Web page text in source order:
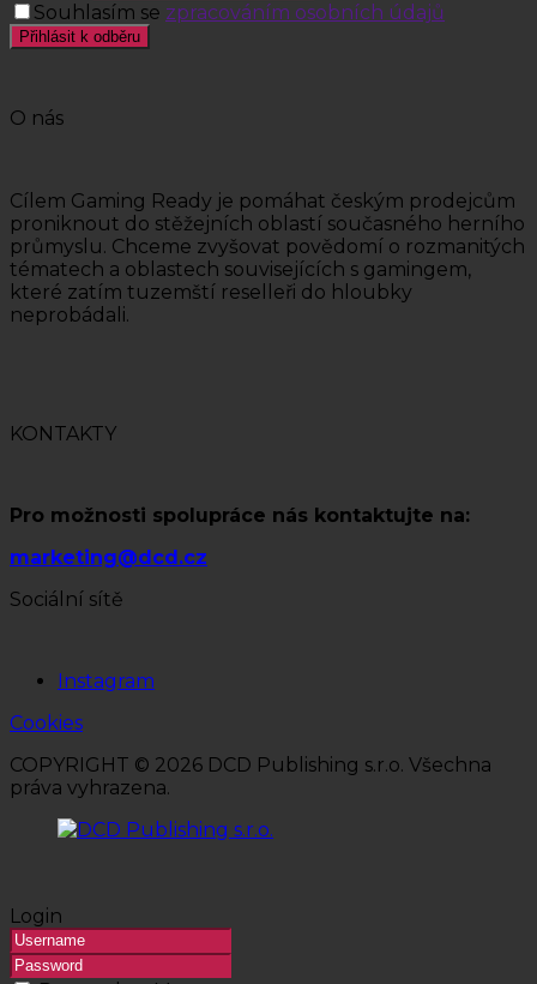
Souhlasím se zpracováním osobních údajů
Přihlásit k odběru
O nás
Cílem Gaming Ready je pomáhat českým prodejcům
proniknout do stěžejních oblastí současného herního
průmyslu. Chceme zvyšovat povědomí o rozmanitých
tématech a oblastech souvisejících s gamingem,
které zatím tuzemští reselleři do hloubky
neprobádali.
KONTAKTY
Pro možnosti spolupráce nás kontaktujte na:
marketing@dcd.cz
Sociální sítě
Instagram
Cookies
COPYRIGHT © 2026 DCD Publishing s.r.o. Všechna
práva vyhrazena.
Login